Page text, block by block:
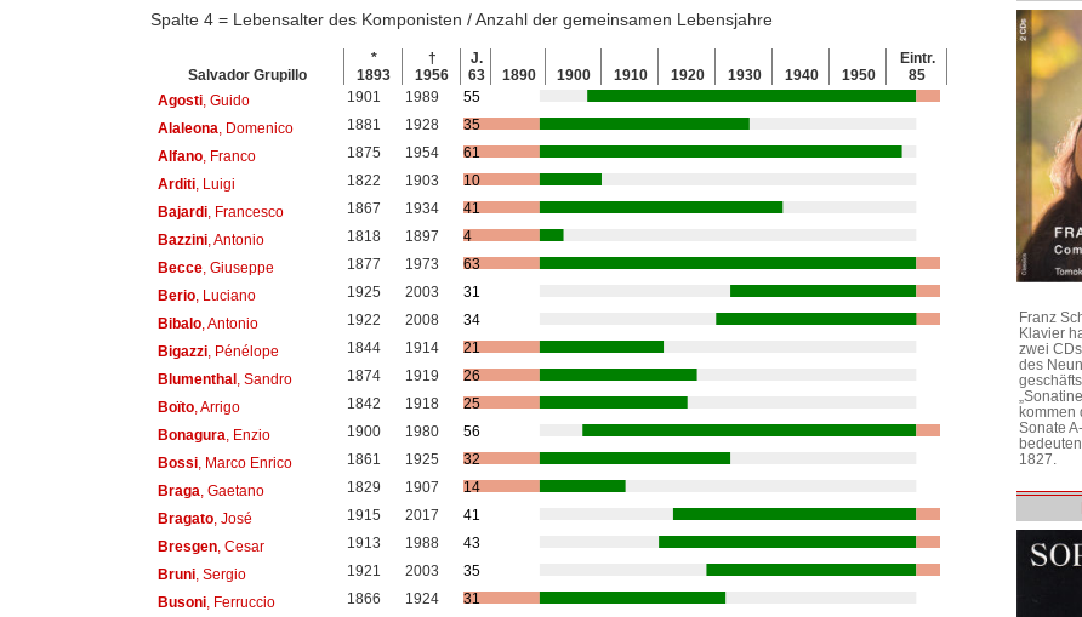
Spalte 4 = Lebensalter des Komponisten / Anzahl der gemeinsamen Lebensjahre
Salvador Grupillo
*
1893
†
1956
J.
63
1890 1900 1910 1920 1930 1940 1950
Eintr.
85
Agosti, Guido 1901 1989
55
Alaleona , Domenico 1881 1928
35
Alfano, Franco 1875 1954
61
Arditi, Luigi 1822 1903
10
Bajardi, Francesco 1867 1934
41
Bazzini, Antonio 1818 1897
4
Becce, Giuseppe 1877 1973
63
Berio, Luciano 1925 2003
31
Bibalo, Antonio 1922 2008
34
Bigazzi, Pénélope 1844 1914
21
Blumenthal, Sandro 1874 1919
26
Boïto, Arrigo 1842 1918
25
Bonagura , Enzio 1900 1980
56
Bossi, Marco Enrico 1861 1925
32
Braga , Gaetano 1829 1907
14
Bragato, José 1915 2017
41
Bresgen, Cesar 1913 1988
43
Bruni, Sergio 1921 2003
35
Busoni, Ferruccio 1866 1924
31
Franz
Klavier
zwei
des
kommen
Sonate
1827.